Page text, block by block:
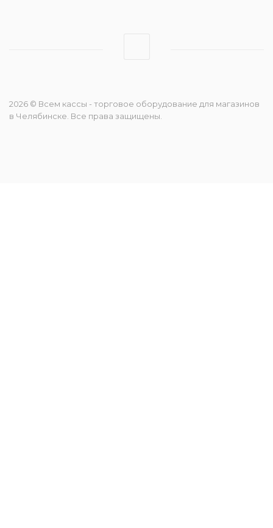
2026 © Всем кассы - торговое оборудование для магазинов
в Челябинске. Все права защищены.